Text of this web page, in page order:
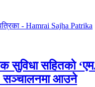
सुविधा सहितको
आउने